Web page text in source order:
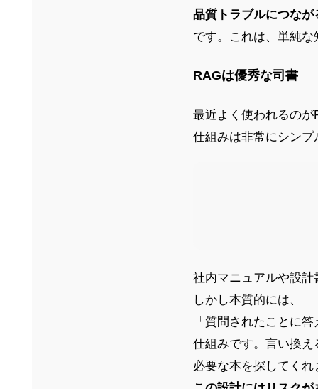
品質トラブルにつな
です。これは、単純
RAGは優秀な司書
最近よく使われるのが
仕組みは非常にシンプ
社内マニュアルや設
しかし本質的には、
「質問されたことに
仕組みです。言い換
必要な本を探してく